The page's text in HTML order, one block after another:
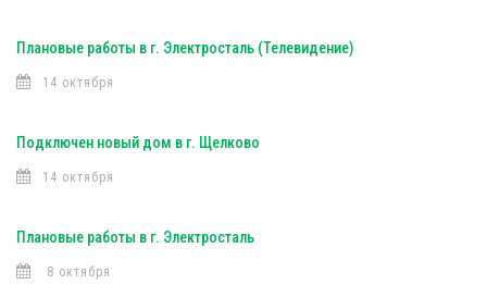
Плановые работы в г. Электросталь (Телевидение)
14 октября
Подключен новый дом в г. Щелково
14 октября
Плановые работы в г. Электросталь
8 октября